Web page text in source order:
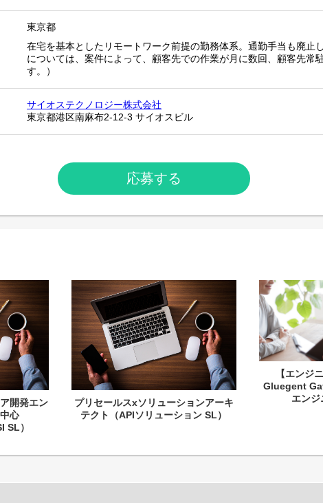
東京都
在宅を基本としたリモートワーク前提の勤務体系。通勤手当も廃止
については、案件によって、顧客先での作業が月に数回、顧客先常
す。）
サイオステクノロジー株式会社
東京都港区南麻布2-12-3 サイオスビル
応募する
開発エン
心
SL）
プリセールスxソリューションアーキ
テクト（APIソリューション SL）
【エンジ
Gluegent
エンジ